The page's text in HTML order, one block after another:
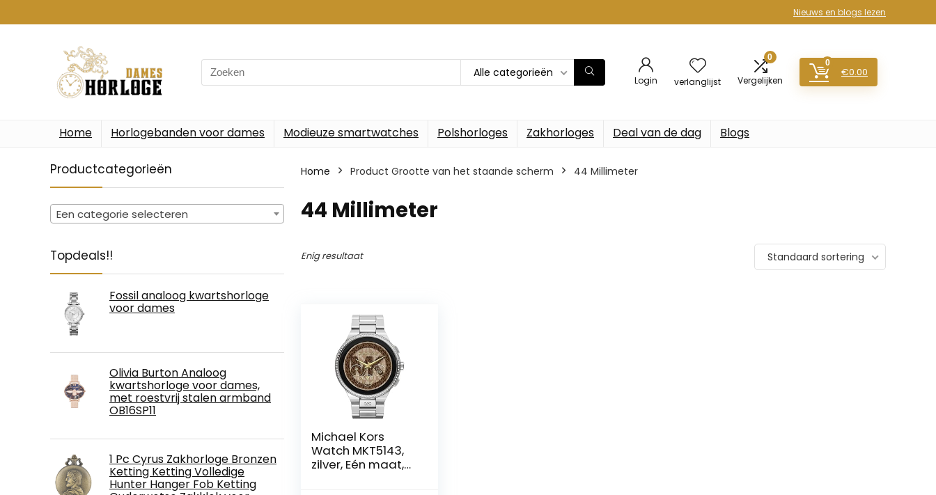
Nieuws en blogs lezen
Search
for:
Alle categorieën
Login verlanglijst
0
Vergelijken
0
€0.00
Home Horlogebanden voor dames Modieuze smartwatches Polshorloges Zakhorloges Deal van de dag Blogs
Productcategorieën
Een categorie selecteren
Topdeals!!
Fossil analoog kwartshorloge
voor dames
Olivia Burton Analoog
kwartshorloge voor dames,
met roestvrij stalen armband
OB16SP11
1 Pc Cyrus Zakhorloge Bronzen
Ketting Ketting Volledige
Hunter Hanger Fob Ketting
Home Product Grootte van het staande scherm ‎44 Millimeter
‎44 Millimeter
Enig resultaat Standaard sortering
Michael Kors
Watch MKT5143,
zilver, Eén maat,